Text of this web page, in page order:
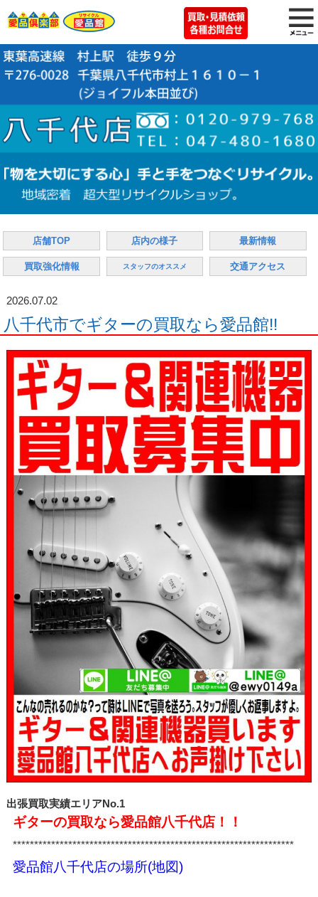
店舗TOP 店内の様子 最新情報
買取強化情報 スタッフのオススメ 交通アクセス
2026.07.02
八千代市でギターの買取なら愛品館!!
出張買取実績エリアNo.1
ギターの買取なら愛品館八千代店！！
******************************************************************
愛品館八千代店の場所(地図)